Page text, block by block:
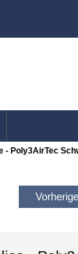
- Poly3AirTec